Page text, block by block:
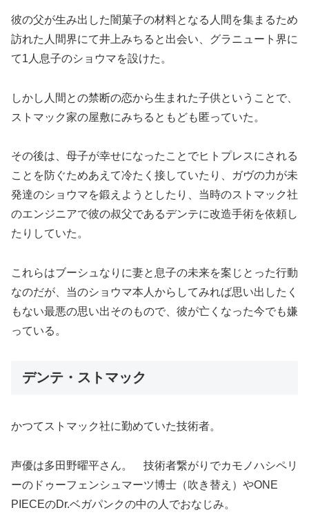
彼の父が生み出した闇菓子の材料となる人間を集まるため
訪れた人間界にて井上みちると出会い、グラニュート界に
て1人息子のショウマを設けた。
しかし人間との禁断の恋から生まれた子供ということで、
ストマック家の屋敷にみちるともども匿っていた。
その後は、母子が幸せになったことでヒトプレスにされる
ことを防ぐためあえて冷たく接していたり、ガヴの力が未
発達のショウマを鍛えようとしたり、当時のストマック社
のエンジニアで彼の叔父であるデンテに改造手術を依頼し
たりしていた。
これらはブーシュなりに妻と息子の未来を案じとった行動
なのだが、当のショウマ本人からしてみれば思い出したく
もない最悪の思い出そのもので、彼が亡くなった今でも嫌
っている。
デンテ・ストマック
かつてストマック社に勤めていた技術者。
声優は多田野曜平さん。 技術者繋がりでカモノハシペリ
ーのドゥーフェンシュマーツ博士（吹き替え）やONE
PIECEのDr.ベガパンクの中の人でおなじみ。